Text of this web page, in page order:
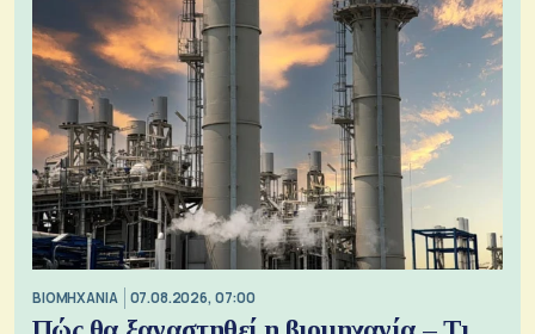
ΒΙΟΜΗΧΑΝΙΑ 07.08.2026, 07:00